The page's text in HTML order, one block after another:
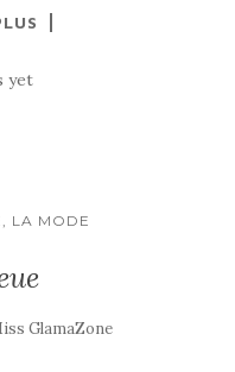
yet
LA MODE
GlamaZone